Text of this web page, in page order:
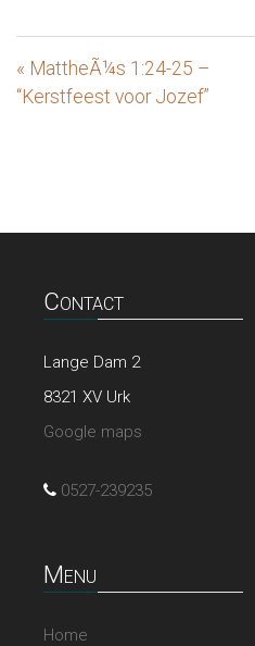
« MattheÃ¼s 1:24-25 –
“Kerstfeest voor Jozef”
Contact
Lange Dam 2
8321 XV Urk
Google maps
0527-239235
Menu
Home